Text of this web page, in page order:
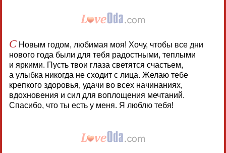
СНовым годом, любимая моя! Хочу, чтобы все дни
нового года были для тебя радостными, теплыми
и яркими. Пусть твои глаза светятся счастьем,
а улыбка никогда не сходит с лица. Желаю тебе
крепкого здоровья, удачи во всех начинаниях,
вдохновения и сил для воплощения мечтаний.
Спасибо, что ты есть у меня. Я люблю тебя!